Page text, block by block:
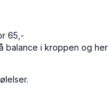
65,-
i kroppen og